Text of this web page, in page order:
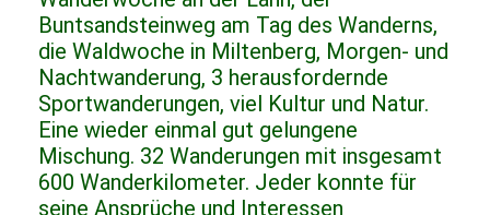
Buntsandsteinweg am Tag des Wanderns,
die Waldwoche in Miltenberg, Morgen- und
Nachtwanderung, 3 herausfordernde
Sportwanderungen, viel Kultur und Natur.
Eine wieder einmal gut gelungene
Mischung. 32 Wanderungen mit insgesamt
600 Wanderkilometer. Jeder konnte für
seine Ansprüche und Interessen